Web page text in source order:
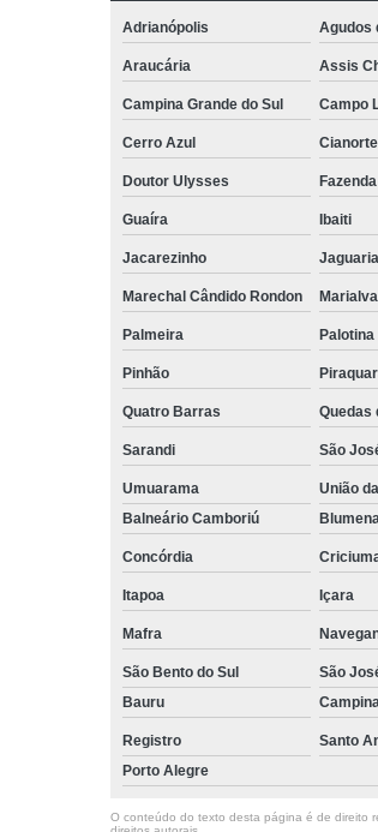
Adrianópolis Agudos
Araucária Assis
Campina Grande do Sul Campo
Cerro Azul Cianorte
Doutor Ulysses
Guaíra Ibaiti
Jacarezinho
Marechal Cândido Rondon Marialva
Palmeira Palotina
Pinhão
Quatro Barras Quedas
Sarandi São
Umuarama
União
Balneário Camboriú
Concórdia
Itapoa Içara
Mafra
São Bento do Sul São
Bauru
Registro Santo
Porto Alegre
O conteúdo do texto desta página é de direito